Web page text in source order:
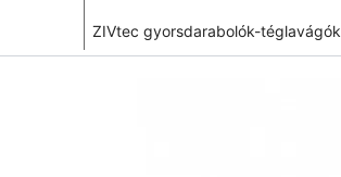
ZIVtec gyorsdarabolók-téglavágók